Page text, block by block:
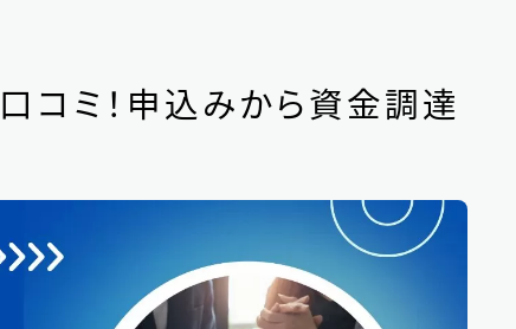
北海道地方の消費者金融
関東地方の消費者金融 12
コミ！申込みから資金調達